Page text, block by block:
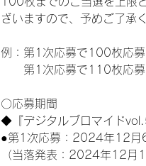
ざいますので、予めご了承
例：第1次応募で100枚応
第1次応募で110枚応募
〇応募期間
◆『デジタルブロマイド
●第1次応募：2024年12
（当落発表：2024年12月